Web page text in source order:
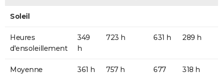
Soleil
Heures
d'ensoleillement
349
h
723 h 631 h 289 h
Moyenne
361 h 757 h
677
318 h